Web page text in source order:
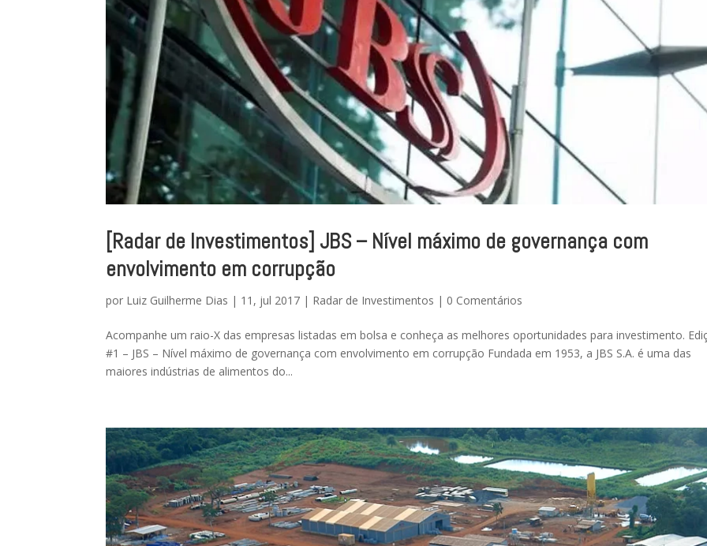
[Radar de Investimentos] JBS – Nível máximo de governança com
envolvimento em corrupção
por Luiz Guilherme Dias | 11, jul 2017 | Radar de Investimentos | 0 Comentários
Acompanhe um raio-X das empresas listadas em bolsa e conheça as melhores oportunidades para investimento.
#1 – JBS – Nível máximo de governança com envolvimento em corrupção Fundada em 1953, a JBS S.A. é uma das
maiores indústrias de alimentos do...